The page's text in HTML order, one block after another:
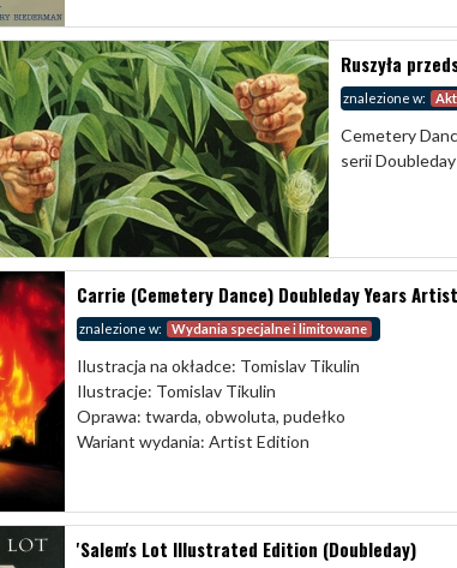
Ruszyła
znalezione w:
Cemetery
serii
Carrie (Cemetery Dance) Doubleday Years
znalezione w: Wydania specjalne i limitowane
Ilustracja na okładce: Tomislav Tikulin
Ilustracje: Tomislav Tikulin
Oprawa: twarda, obwoluta, pudełko
Wariant wydania: Artist Edition
'Salem's Lot Illustrated Edition (Doubleday)